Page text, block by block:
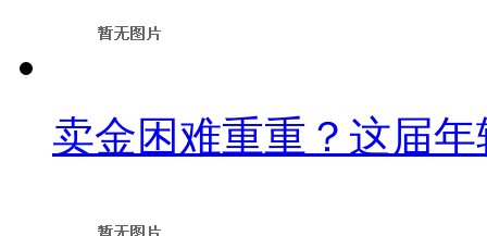
卖金困难重重？这届